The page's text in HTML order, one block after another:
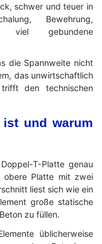
schwer und teuer in
Bewehrung,
viel gebundene
die Spannweite nicht
das unwirtschaftlich
den technischen
ist und warum
T-Platte genau
Platte mit zwei
liest sich wie ein
große statische
zu füllen.
üblicherweise